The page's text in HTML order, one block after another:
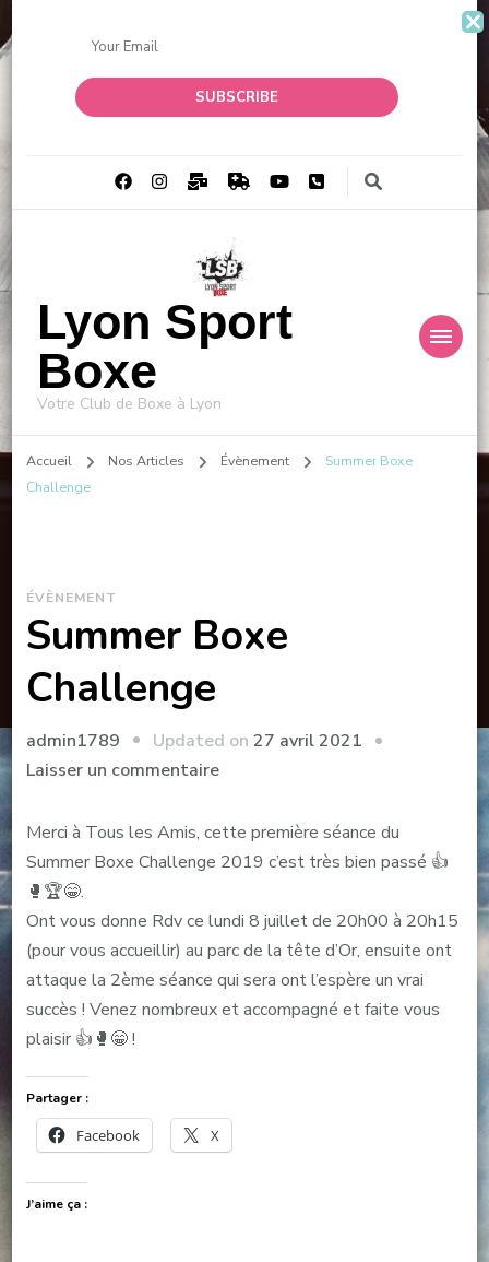
Lyon Sport
Boxe
Votre Club de Boxe à Lyon
Accueil Nos Articles Évènement
Summer Boxe
Challenge
ÉVÈNEMENT
Summer Boxe
Challenge
admin1789 Updated on 27 avril 2021
Laisser un commentaire
Merci à Tous les Amis, cette première séance du
Summer Boxe Challenge 2019 c’est très bien passé 👍
🥊🏆😁.
Ont vous donne Rdv ce lundi 8 juillet de 20h00 à 20h15
(pour vous accueillir) au parc de la tête d’Or, ensuite ont
attaque la 2ème séance qui sera ont l’espère un vrai
succès ! Venez nombreux et accompagné et faite vous
plaisir 👍🥊😁 !
Partager :
Facebook X
J’aime ça :